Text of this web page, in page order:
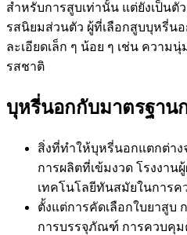
สำหรับการสูบเท่านั้น แต่ยังเป็นตั
รสนิยมส่วนตัว ผู้ที่เลือกสูบบุหรี่น
ละเอียดเล็ก ๆ น้อย ๆ เช่น ความ
รสชาติ
บุหรี่นอกกับมาตรฐาน
สิ่งที่ทำให้บุหรี่นอกแตกต่า
การผลิตที่เข้มงวด โรงงาน
เทคโนโลยีทันสมัยในการ
ตั้งแต่การคัดเลือกใบยาสูบ
การบรรจุภัณฑ์ การควบคุ